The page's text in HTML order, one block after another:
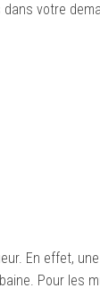
votre
En effet, une
Pour les